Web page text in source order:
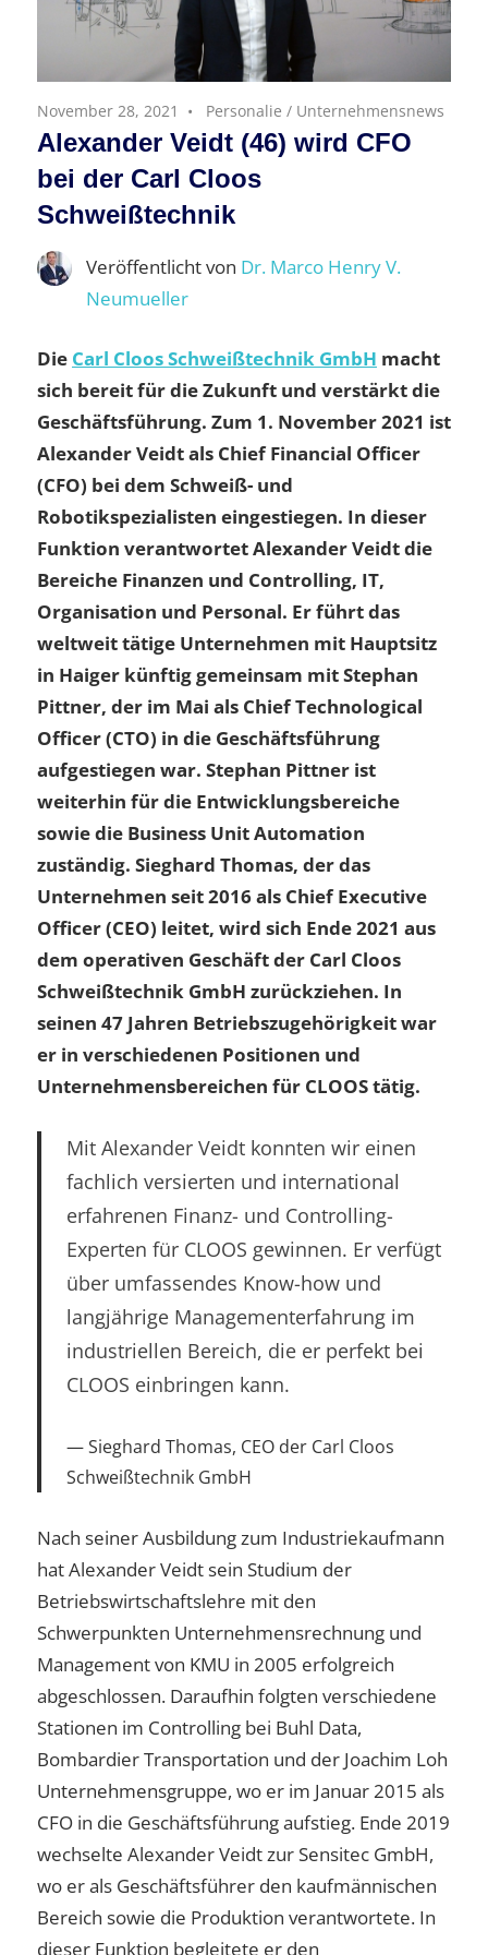
November 28, 2021 Personalie / Unternehmensnews
Alexander Veidt (46) wird CFO
bei der Carl Cloos
Schweißtechnik
Veröffentlicht von Dr. Marco Henry V.
Neumueller
Die Carl Cloos Schweißtechnik GmbH macht
sich bereit für die Zukunft und verstärkt die
Geschäftsführung. Zum 1. November 2021 ist
Alexander Veidt als Chief Financial Officer
(CFO) bei dem Schweiß- und
Robotikspezialisten eingestiegen. In dieser
Funktion verantwortet Alexander Veidt die
Bereiche Finanzen und Controlling, IT,
Organisation und Personal. Er führt das
weltweit tätige Unternehmen mit Hauptsitz
in Haiger künftig gemeinsam mit Stephan
Pittner, der im Mai als Chief Technological
Officer (CTO) in die Geschäftsführung
aufgestiegen war. Stephan Pittner ist
weiterhin für die Entwicklungsbereiche
sowie die Business Unit Automation
zuständig. Sieghard Thomas, der das
Unternehmen seit 2016 als Chief Executive
Officer (CEO) leitet, wird sich Ende 2021 aus
dem operativen Geschäft der Carl Cloos
Schweißtechnik GmbH zurückziehen. In
seinen 47 Jahren Betriebszugehörigkeit war
er in verschiedenen Positionen und
Unternehmensbereichen für CLOOS tätig.
Mit Alexander Veidt konnten wir einen
fachlich versierten und international
erfahrenen Finanz- und Controlling-
Experten für CLOOS gewinnen. Er verfügt
über umfassendes Know-how und
langjährige Managementerfahrung im
industriellen Bereich, die er perfekt bei
CLOOS einbringen kann.
Sieghard Thomas, CEO der Carl Cloos
Schweißtechnik GmbH
Nach seiner Ausbildung zum Industriekaufmann
hat Alexander Veidt sein Studium der
Betriebswirtschaftslehre mit den
Schwerpunkten Unternehmensrechnung und
Management von KMU in 2005 erfolgreich
abgeschlossen. Daraufhin folgten verschiedene
Stationen im Controlling bei Buhl Data,
Bombardier Transportation und der Joachim Loh
Unternehmensgruppe, wo er im Januar 2015 als
CFO in die Geschäftsführung aufstieg. Ende 2019
wechselte Alexander Veidt zur Sensitec GmbH,
wo er als Geschäftsführer den kaufmännischen
Bereich sowie die Produktion verantwortete. In
dieser Funktion begleitete er den